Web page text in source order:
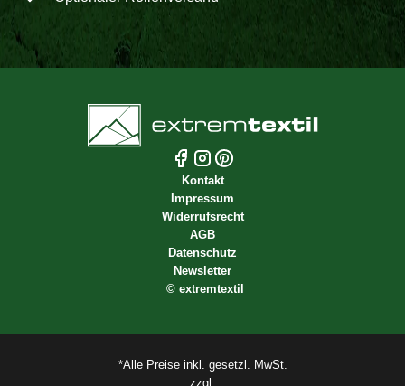
Kontakt
Impressum
Widerrufsrecht
AGB
Datenschutz
Newsletter
© extremtextil
*Alle Preise inkl. gesetzl. MwSt.
zzgl.